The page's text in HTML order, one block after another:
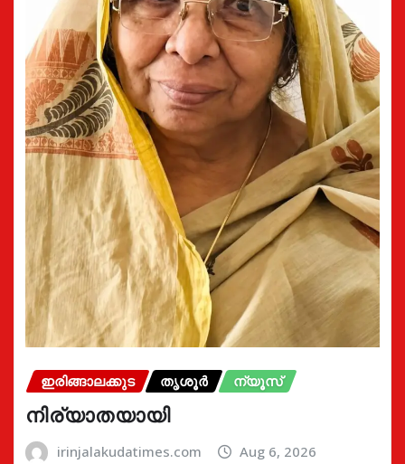
ഇരിങ്ങാലക്കുട തൃശൂർ ന്യൂസ്
നിര്യാതയായി
irinjalakudatimes.com Aug 6, 2026